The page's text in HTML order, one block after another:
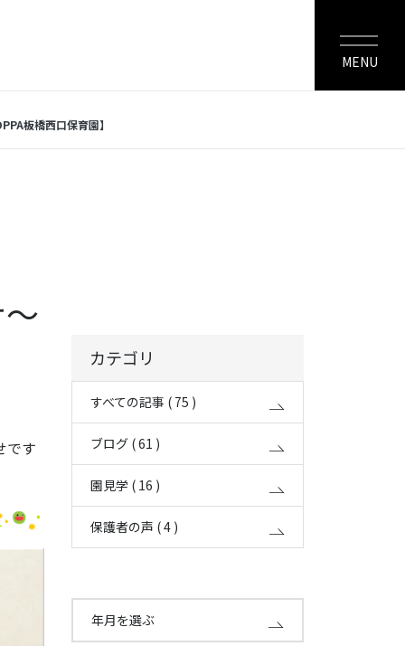
MENU
板橋西口保育園】
です
カテゴリ
すべての記事 ( 75 )
ブログ ( 61 )
園見学 ( 16 )
保護者の声 ( 4 )
年月を選ぶ